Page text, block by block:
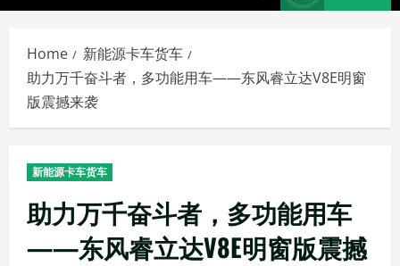
Home
新能源卡车货车
助力万千奋斗者，多功能用车——东风睿立达V8E明窗
版震撼来袭
新能源卡车货车
助力万千奋斗者，多功能用车
——东风睿立达V8E明窗版震撼